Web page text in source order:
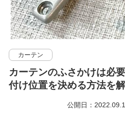
カーテン
カーテンのふさかけは必
付け位置を決める方法を
公開日：